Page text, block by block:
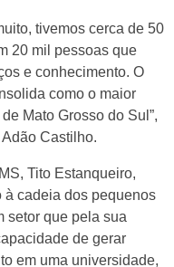
tivemos cerca de 50
20 mil pessoas que
e conhecimento. O
como o maior
Mato Grosso do Sul”,
Castilho.
Tito Estanqueiro,
à cadeia dos pequenos
setor que pela sua
de gerar
em uma universidade,